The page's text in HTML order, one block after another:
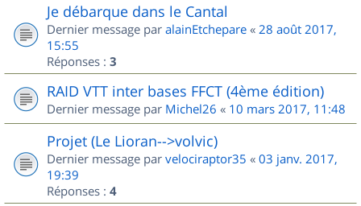
Je débarque dans le Cantal
Dernier message par alainEtchepare « 28 août 2017,
15:55
Réponses : 3
RAID VTT inter bases FFCT (4ème édition)
Dernier message par Michel26 « 10 mars 2017, 11:48
Projet (Le Lioran-->volvic)
Dernier message par velociraptor35 « 03 janv. 2017,
19:39
Réponses : 4